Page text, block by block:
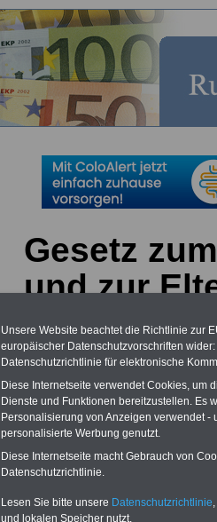
Gesetz
und zur
§ 24
Tabellen
Unsere Website beachtet die Richtlinie zur
europäischer Datenschutzvorschriften
Datenschutzrichtlinie für elektronische
Diese Internetseite verwendet Cookies, um
Dienste und Funktionen bereitzustellen. Es
Personalisierung von Anzeigen verwendet
personalisierte Werbung genutzt.
Diese Internetseite macht Gebrauch von
Datenschutzrichtlinie.
Lesen Sie bitte unsere Datenschutzrichtlinie
und lokalen Speicher nutzt.